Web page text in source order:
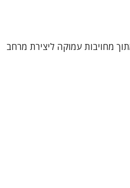
מחויבות עמוקה ליצירת מרחב